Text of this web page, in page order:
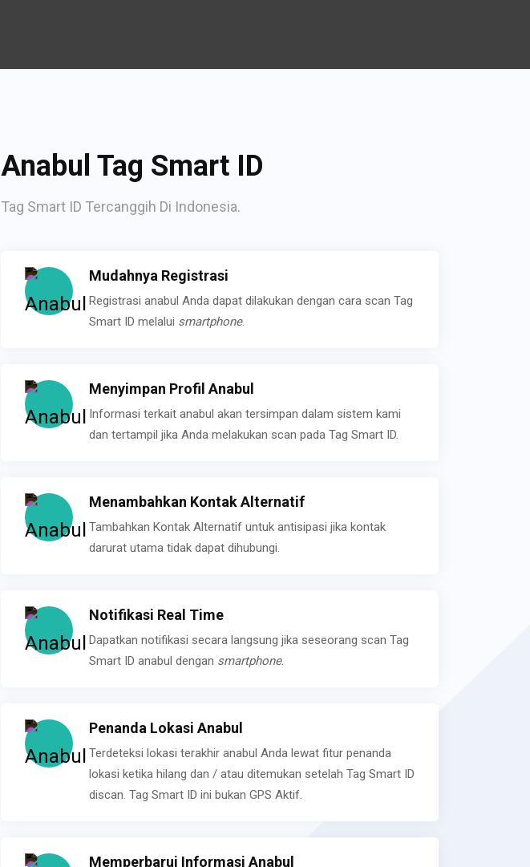
Anabul Tag Smart ID
Tag Smart ID Tercanggih Di Indonesia.
Mudahnya Registrasi
Registrasi anabul Anda dapat dilakukan dengan cara scan Tag
Smart ID melalui smartphone.
Menyimpan Profil Anabul
Informasi terkait anabul akan tersimpan dalam sistem kami
dan tertampil jika Anda melakukan scan pada Tag Smart ID.
Menambahkan Kontak Alternatif
Tambahkan Kontak Alternatif untuk antisipasi jika kontak
darurat utama tidak dapat dihubungi.
Notifikasi Real Time
Dapatkan notifikasi secara langsung jika seseorang scan Tag
Smart ID anabul dengan smartphone.
Penanda Lokasi Anabul
Terdeteksi lokasi terakhir anabul Anda lewat fitur penanda
lokasi ketika hilang dan / atau ditemukan setelah Tag Smart ID
discan. Tag Smart ID ini bukan GPS Aktif.
Memperbarui Informasi Anabul